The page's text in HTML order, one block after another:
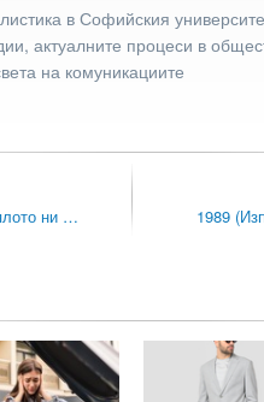
в Софийския
актуалните процеси в
на комуникациите
ни … 1989